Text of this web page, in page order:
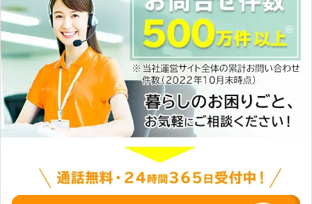
況を確認いたしますので一度お問い合
わせください。 ②基本的に年中無休
で深夜対応できます！仕事で平日は忙
しい方や、夜遅く帰ってくるから深夜
しか時間がとれないお客様にも対応い
たします。（※ただし、場合によりお
休みをいただく場合がございますので
一度ご確認くださいませ） ③パソコ
ン修理20年で中小企業様のパソコン
の修理実績も豊富です。会社内のパソ
コンが不調な際も企業様のご相談を承
ることができます。 パソコンヘルパ
ー福岡は、地元福岡市のお客様に信頼
されるパソコン修理専門店でありたい